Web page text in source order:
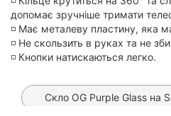
допомає зручніше тримати
◽️ Має металеву пластину, яка
◽️ Не скользить в руках та не
◽️ Кнопки натискаються легко.
Скло OG Purple Glass на